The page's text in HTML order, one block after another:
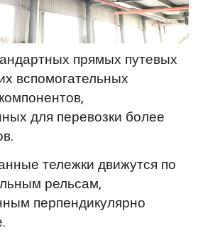
прямых путевых
вспомогательных
для перевозки более
тележки движутся по
рельсам,
перпендикулярно